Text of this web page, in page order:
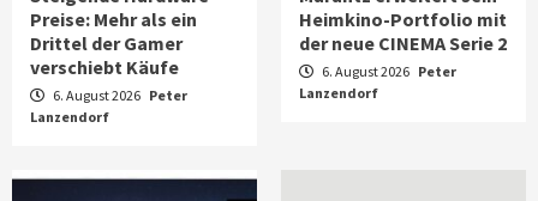
Preise: Mehr als ein
Drittel der Gamer
verschiebt Käufe
6. August 2026 Peter
Lanzendorf
Heimkino-Portfolio mit
der neue CINEMA Serie 2
6. August 2026 Peter
Lanzendorf